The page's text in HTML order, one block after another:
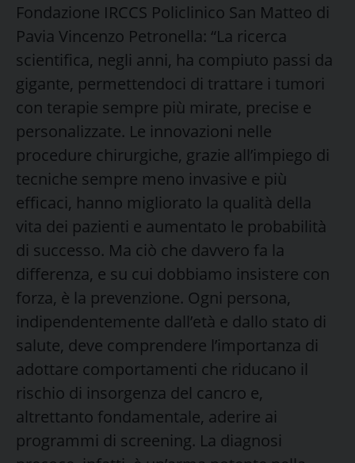
Fondazione IRCCS Policlinico San Matteo di
Pavia Vincenzo Petronella: “La ricerca
scientifica, negli anni, ha compiuto passi da
gigante, permettendoci di trattare i tumori
con terapie sempre più mirate, precise e
personalizzate. Le innovazioni nelle
procedure chirurgiche, grazie all’impiego di
tecniche sempre meno invasive e più
efficaci, hanno migliorato la qualità della
vita dei pazienti e aumentato le probabilità
di successo. Ma ciò che davvero fa la
differenza, e su cui dobbiamo insistere con
forza, è la prevenzione. Ogni persona,
indipendentemente dall’età e dallo stato di
salute, deve comprendere l’importanza di
adottare comportamenti che riducano il
rischio di insorgenza del cancro e,
altrettanto fondamentale, aderire ai
programmi di screening. La diagnosi